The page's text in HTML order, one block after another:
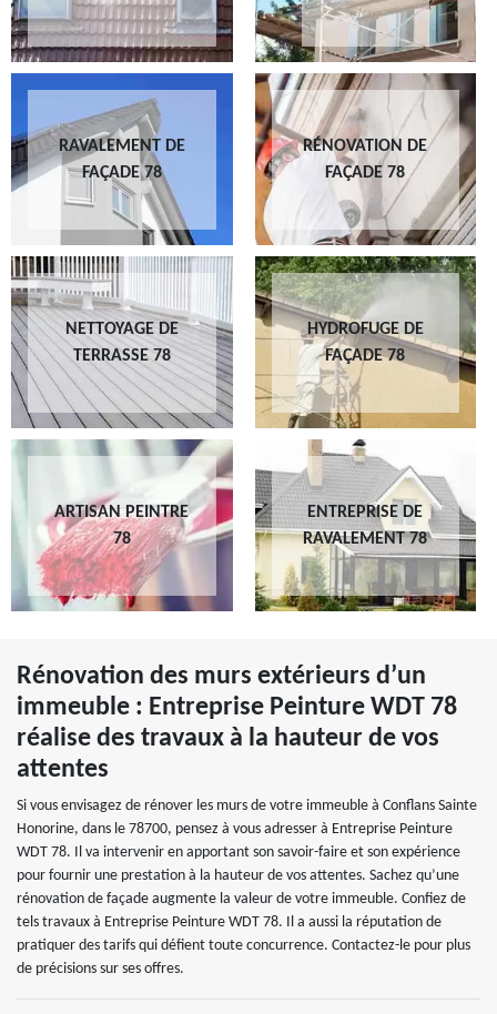
RAVALEMENT DE
FAÇADE 78
RÉNOVATION DE
FAÇADE 78
NETTOYAGE DE
TERRASSE 78
HYDROFUGE DE
FAÇADE 78
ARTISAN PEINTRE
78
ENTREPRISE DE
RAVALEMENT 78
Rénovation des murs extérieurs d’un
immeuble : Entreprise Peinture WDT 78
réalise des travaux à la hauteur de vos
attentes
Si vous envisagez de rénover les murs de votre immeuble à Conflans Sainte
Honorine, dans le 78700, pensez à vous adresser à Entreprise Peinture
WDT 78. Il va intervenir en apportant son savoir-faire et son expérience
pour fournir une prestation à la hauteur de vos attentes. Sachez qu’une
rénovation de façade augmente la valeur de votre immeuble. Confiez de
tels travaux à Entreprise Peinture WDT 78. Il a aussi la réputation de
pratiquer des tarifs qui défient toute concurrence. Contactez-le pour plus
de précisions sur ses offres.